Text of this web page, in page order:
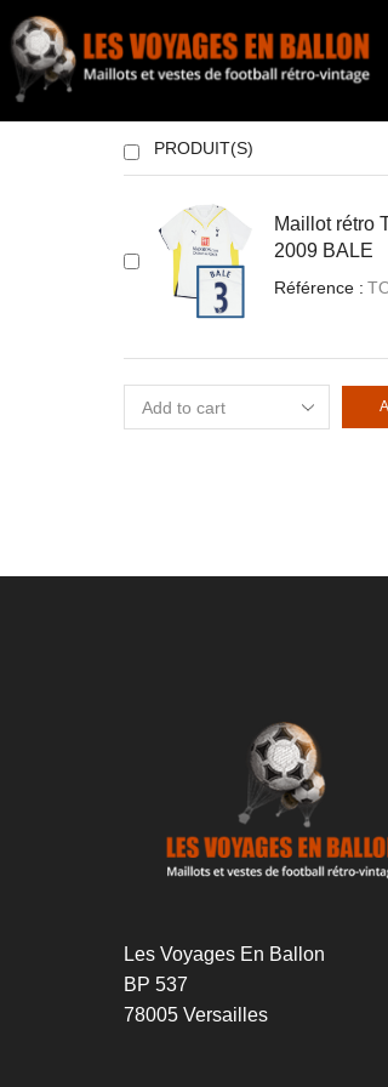
PRODUIT(S)
Maillot rétro
2009 BALE
Référence :
Les Voyages En Ballon
BP 537
78005 Versailles